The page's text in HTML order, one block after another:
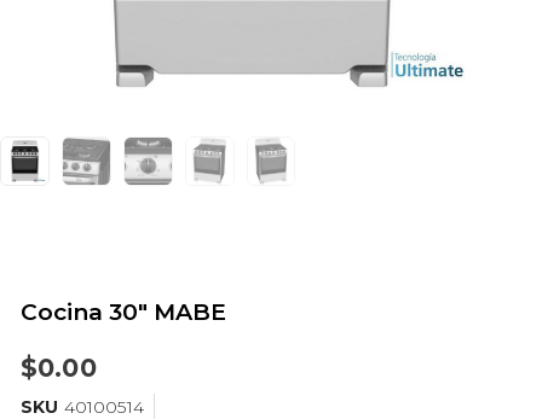
Cocina 30″ MABE
$0.00
SKU 40100514